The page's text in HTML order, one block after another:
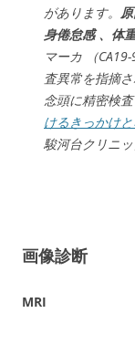
があります。
身倦怠感 、体
マーカ （
査異常を指摘
念頭に精密検
けるきっかけ
駿河台クリニッ
画像診断
MRI